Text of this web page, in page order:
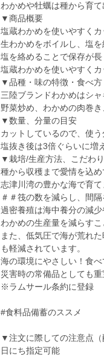
わかめや牡蠣は種から育
▼商品概要
塩蔵わかめを使いやすく
生わかめをボイルし、塩
塩を絡めることで保存が長
塩蔵わかめを使いやすくカ
▼品種・味の特徴・食べ方
三陸ブランドわかめはシ
野菜炒め、わかめの肉巻
▼数量、分量の目安
カットしているので、使
塩抜き後は3倍ぐらいに増
▼栽培/生産方法、こだわり
種から収穫まで愛情を込め
志津川湾の豊かな海で育て
＃＃筏の数を減らし、間
過密養殖は海中養分の減
わかめの生産量を減らす
また、低気圧で海が荒れ
も軽減されています。
海の環境にやさしい！食
災害時の常備品としても重
※ラムサール条約に登録
#食料品備蓄のススメ
▼注文に際しての注意点（
日にち指定可能